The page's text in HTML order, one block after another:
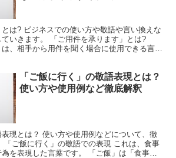
とは? ビジネスでの使い方や敬語や言い換えな
いきます。 「ご用件を承ります」とは?
は、相手から用件を聞く場合に使用できる言葉
「ご飯に行く」の敬語表現とは？
使い方や使用例など徹底解釈
表現とは？ 使い方や使用例などについて、徹
「ご飯に行く」の敬語での表現 これは、食事
を表現した言葉です。 「ご飯」は「食事」